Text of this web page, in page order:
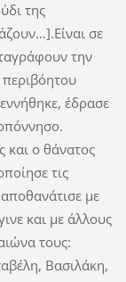
της
σε
την
έδρασε
και ο θάνατος
τις
με
και με άλλους
τους:
Βασιλάκη,